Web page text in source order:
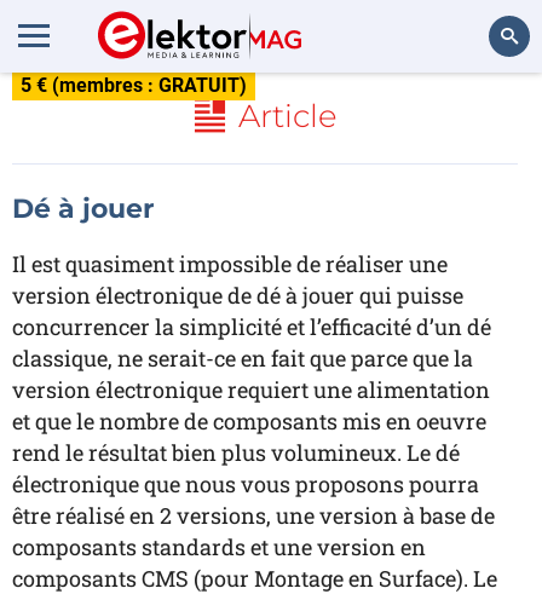
5 € (membres : GRATUIT)
Article
Dé à jouer
Il est quasiment impossible de réaliser une
version électronique de dé à jouer qui puisse
concurrencer la simplicité et l’efficacité d’un dé
classique, ne serait-ce en fait que parce que la
version électronique requiert une alimentation
et que le nombre de composants mis en oeuvre
rend le résultat bien plus volumineux. Le dé
électronique que nous vous proposons pourra
être réalisé en 2 versions, une version à base de
composants standards et une version en
composants CMS (pour Montage en Surface). Le